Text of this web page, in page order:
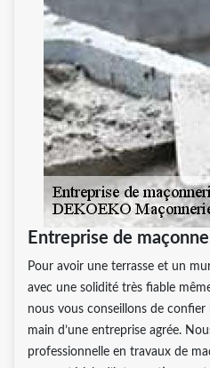
Entreprise de
Pour avoir une terrasse et un
avec une solidité très fiable
nous vous conseillons de
main d’une entreprise agrée.
professionnelle en travaux de